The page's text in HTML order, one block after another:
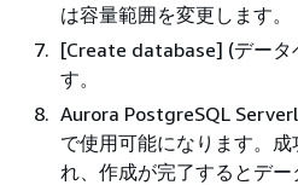
は容量範囲を変更します。
[Create database] (データ
す。
Aurora PostgreSQL
で使用可能になります。
れ、作成が完了するとデ